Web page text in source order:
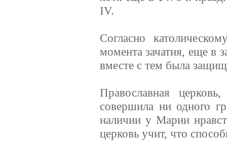
IV.
Согласно
момента зачатия, еще в
вместе с тем была
Православная
совершила ни одного
наличии у Марии
церковь учит, что